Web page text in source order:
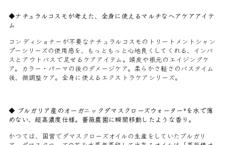
◆ナチュラルコスモが考えた、全身に使えるマルチなヘアケアアイテ
ム
コンディショナーが不要なナチュラルコスモのトリートメントシャン
プーシリーズの使用感を、もっともっと心地良くしてくれる、インバ
スとアウトバスで足せるケアアイテム。頭皮や根元のエイジングケ
ア。カラー・パーマの後のダメージケア。柔らかさ軽さのバスタイム
後、微調整ケア。全身に使えるエクストラケアシリーズ。
◆ ブルガリア産のオーガニックダマスクローズウォーター*を水で薄
めない、超高濃度仕様。薔薇農園に瞬間移動したような香り。
かつては、国営でダマスクローズオイルの生産をしていたブルガリ